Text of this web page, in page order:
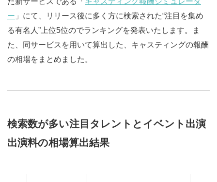
ー 」にて、リリース後に多く方に検索された“注目を集め
る有名人”上位5位のでランキングを発表いたします。ま
た、同サービスを用いて算出した、キャスティングの報酬
の相場をまとめました。
検索数が多い注目タレントとイベント出演
出演料の相場算出結果